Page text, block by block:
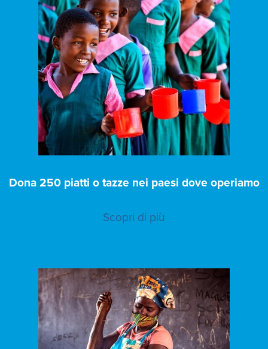
Dona 250 piatti o tazze nei paesi dove operiamo
Scopri di più